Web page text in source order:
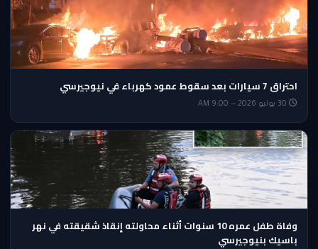
احتراق 7 سيارات بعد سقوط عمود كهرباء في نيوجيرسي
وفاة طفل عمره 10 سنوات أثناء محاولته إنقاذ شقيقته في نهر
باسيك بنيوجيرسي